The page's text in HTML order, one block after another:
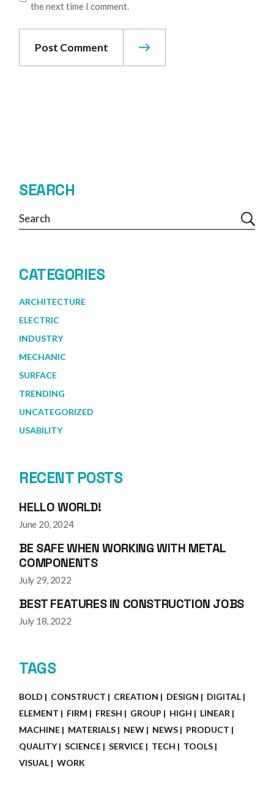
the next time I comment.
Post Comment
SEARCH
CATEGORIES
ARCHITECTURE
ELECTRIC
INDUSTRY
MECHANIC
SURFACE
TRENDING
UNCATEGORIZED
USABILITY
RECENT POSTS
HELLO WORLD!
June 20, 2024
BE SAFE WHEN WORKING WITH METAL
COMPONENTS
July 29, 2022
BEST FEATURES IN CONSTRUCTION JOBS
July 18, 2022
TAGS
BOLD CONSTRUCT CREATION DESIGN
DIGITAL
ELEMENT
FIRM FRESH GROUP HIGH
LINEAR
MACHINE
MATERIALS NEW NEWS
PRODUCT
QUALITY
SCIENCE SERVICE TECH
TOOLS
VISUAL
WORK